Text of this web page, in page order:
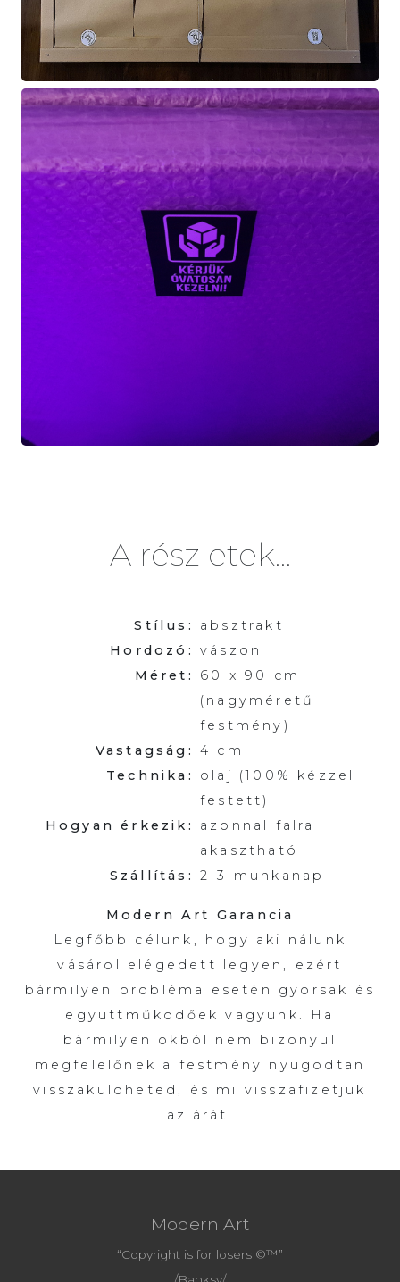
A részletek...
Stílus: absztrakt
Hordozó: vászon
Méret: 60 x 90 cm
(nagyméretű
festmény)
Vastagság: 4 cm
Technika: olaj (100% kézzel
festett)
Hogyan érkezik: azonnal falra
akasztható
Szállítás: 2-3 munkanap
Modern Art Garancia
Legfőbb célunk, hogy aki nálunk
vásárol elégedett legyen, ezért
bármilyen probléma esetén gyorsak és
együttműködőek vagyunk. Ha
bármilyen okból nem bizonyul
megfelelőnek a festmény nyugodtan
visszaküldheted, és mi visszafizetjük
az árát.
Modern Art
“Copyright is for losers ©™”